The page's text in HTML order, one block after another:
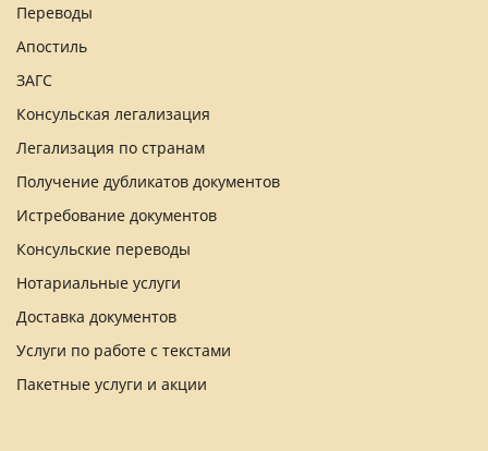
Переводы
Апостиль
ЗАГС
Консульская легализация
Легализация по странам
Получение дубликатов документов
Истребование документов
Консульские переводы
Нотариальные услуги
Доставка документов
Услуги по работе с текстами
Пакетные услуги и акции